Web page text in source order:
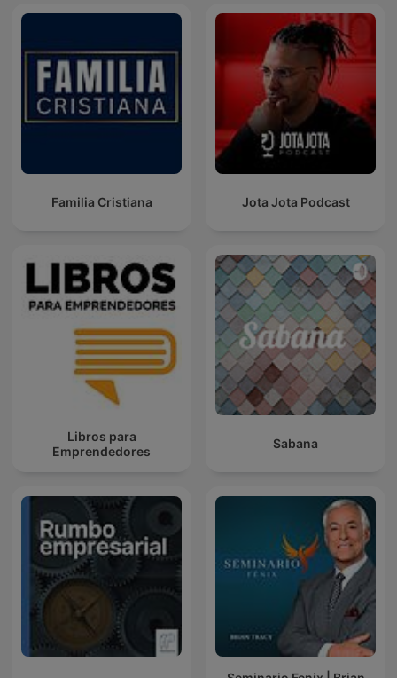
Familia Cristiana Jota Jota Podcast
Libros para
Emprendedores
Sabana